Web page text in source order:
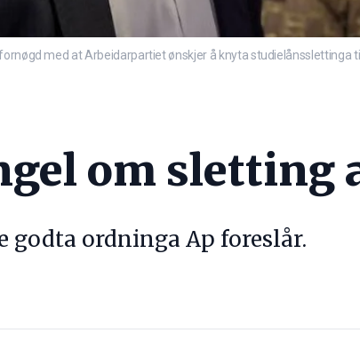
fornøgd med at Arbeidarpartiet ønskjer å knyta studielånsslettinga
om sletting
godta ordninga Ap foreslår.